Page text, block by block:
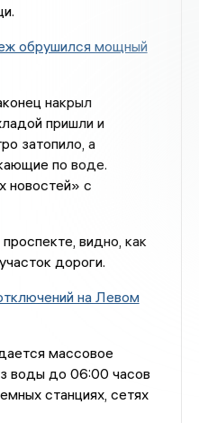
обрушился мощный
накрыл
пришли и
затопило, а
по воде.
новостей» с
видно, как
дороги.
на Левом
массовое
воды до 06:00 часов
станциях, сетях